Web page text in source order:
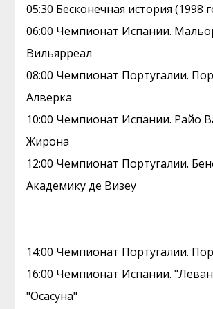
05:30 Бесконечная история (1998
06:00 Чемпионат Испании.
Вильярреал
08:00 Чемпионат Португалии.
Алверка
10:00 Чемпионат Испании. Райо
Жирона
12:00 Чемпионат Португалии.
Академику де Визеу
14:00 Чемпионат Португалии.
16:00 Чемпионат Испании.
"Осасуна"